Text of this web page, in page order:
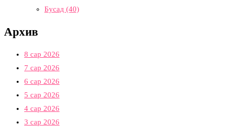
Бусад (40)
Архив
8 сар 2026
7 сар 2026
6 сар 2026
5 сар 2026
4 сар 2026
3 сар 2026